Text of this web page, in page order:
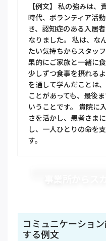
【例文】 私の強みは
時代、ボランティア活
き、認知症のある入居
なりました。 私は、な
たい気持ちからスタッ
果的にご家族と一緒に
少しずつ食事を摂れる
を通して学んだことは
ことがあっても、最後
いうことです。 貴院に
さを活かし、患者さま
し、一人ひとりの命を
す。
コミュニケーショ
する例文